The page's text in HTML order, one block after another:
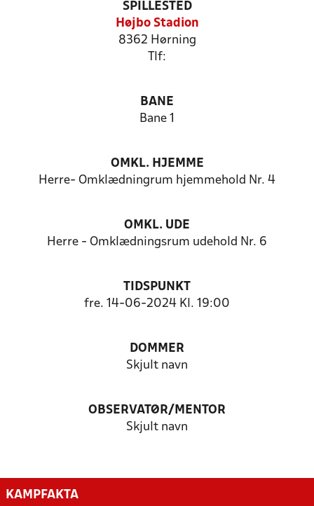
SPILLESTED
Højbo Stadion
8362 Hørning
Tlf:
BANE
Bane 1
OMKL. HJEMME
Herre- Omklædningrum hjemmehold Nr. 4
OMKL. UDE
Herre - Omklædningsrum udehold Nr. 6
TIDSPUNKT
fre. 14-06-2024 Kl. 19:00
DOMMER
Skjult navn
OBSERVATØR/MENTOR
Skjult navn
KAMPFAKTA